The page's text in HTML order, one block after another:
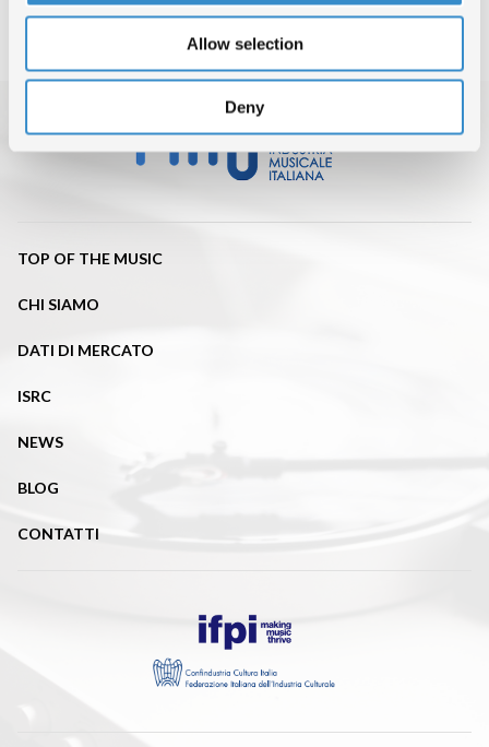
Allow selection
Deny
TOP OF THE MUSIC
CHI SIAMO
DATI DI MERCATO
ISRC
NEWS
BLOG
CONTATTI